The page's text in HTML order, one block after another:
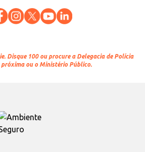
Disque 100 ou procure a Delegacia de Polícia
próxima ou o Ministério Público.